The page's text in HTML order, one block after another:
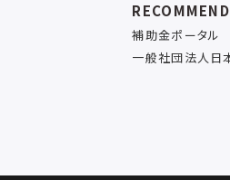
RECOMMEND
補助金ポータル
一般社団法人日